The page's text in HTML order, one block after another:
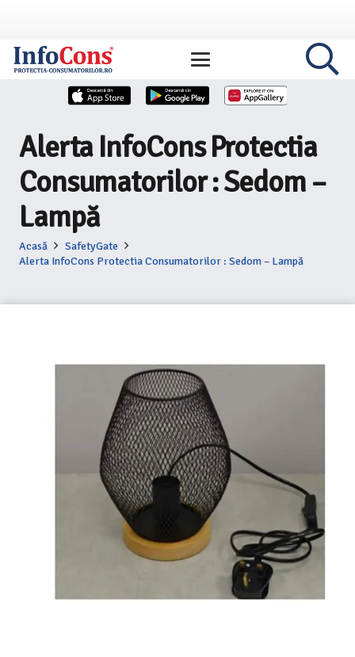
Alerta InfoCons Protectia
Consumatorilor : Sedom –
Lampă
Acasă
SafetyGate
Alerta InfoCons Protectia Consumatorilor : Sedom – Lampă